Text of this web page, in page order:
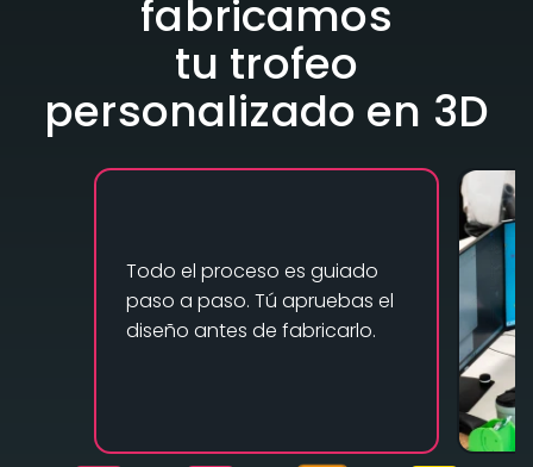
fabricamos
tu trofeo
personalizado en 3D
Todo el proceso es guiado
paso a paso. Tú apruebas el
diseño antes de fabricarlo.